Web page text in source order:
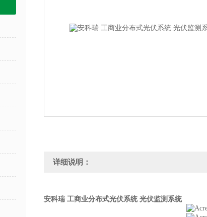
详细说明：
安科瑞 工商业分布式光伏系统 光伏监测系统